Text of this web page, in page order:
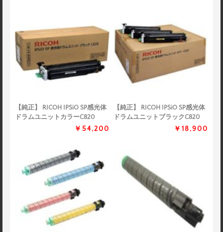
【純正】 RICOH IPSiO SP感光体
ドラムユニットカラーC820
￥54,200
【純正】 RICOH IPSiO SP感光体
ドラムユニットブラックC820
￥18,900